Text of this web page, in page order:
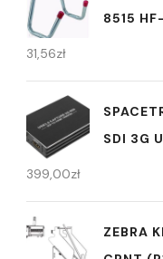
8515
31,56zł
SDI 3G
399,00zł
ZEBRA